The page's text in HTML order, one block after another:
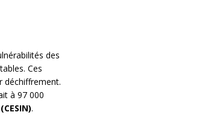
des
Ces
déchiffrement.
à 97 000
.